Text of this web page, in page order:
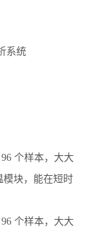
个样本，大大
模块，能在短时
个样本，大大